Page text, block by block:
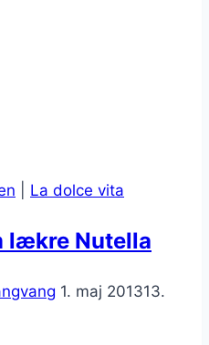
La dolce vita
lækre Nutella
1. maj 201313.